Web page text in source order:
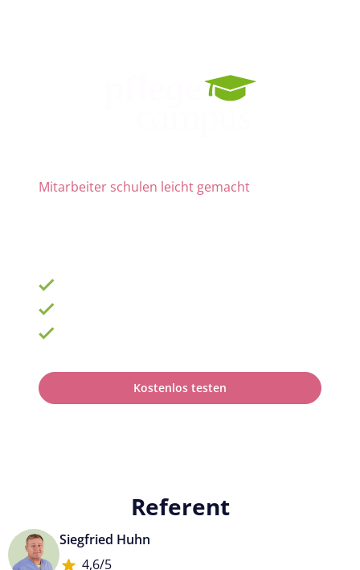
Mitarbeiter schulen leicht gemacht
Kostenlos testen
Referent
Siegfried Huhn
4,6/5